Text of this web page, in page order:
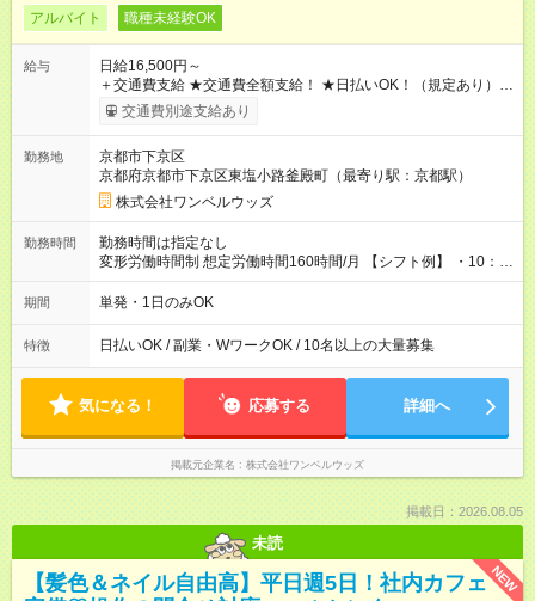
アルバイト 職種未経験OK
給与
日給16,500円～
＋交通費支給 ★交通費全額支給！ ★日払いOK！（規定あり） ┗
働いたその日に現金GET♪ お仕事後はコンビニATMから 日払
交通費別途支給あり
勤務地
京都市下京区
京都府京都市下京区東塩小路釜殿町（最寄り駅：京都駅）
株式会社ワンベルウッズ
勤務時間
勤務時間は指定なし
変形労働時間制 想定労働時間160時間/月 【シフト例】 ・10：
00～20：00
期間 単発・1日のみOK
特徴 日払いOK / 副業・WワークOK / 10名以上の大量募集
気になる！ 応募する 詳細へ
掲載元企業名 株式会社ワンベルウッズ
掲載日：2026.08.05
未読
NEW
【髪色＆ネイル自由高】平日週5日！社内カフェ